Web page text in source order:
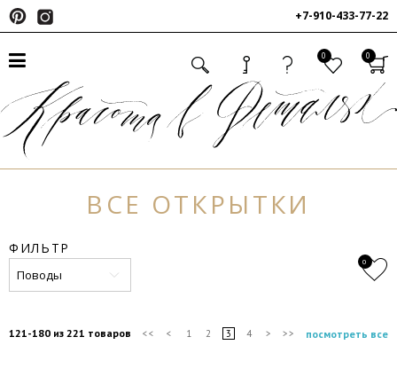
+7-910-433-77-22
0 0
ВСЕ ОТКРЫТКИ
ФИЛЬТР
Поводы
0
121-180 из 221 товаров посмотреть все
<< < 1 2 3 4 > >>